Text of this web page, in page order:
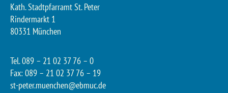
Kath. Stadtpfarramt St. Peter
Rindermarkt 1
80331 München
Tel. 089 – 21 02 37 76 – 0
Fax: 089 – 21 02 37 76 – 19
st-peter.muenchen@ebmuc.de